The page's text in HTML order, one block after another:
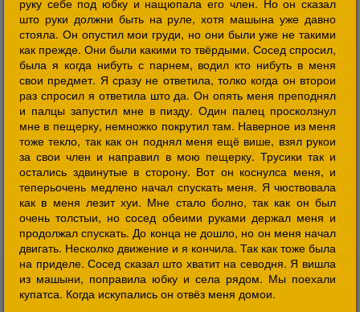
руку себе под юбку и нащюпала его член. Но он сказал
што руки должни быть на руле, хотя машына уже давно
стояла. Он опустил мои груди, но они были уже не такими
как прежде. Они были какими то твёрдыми. Сосед спросил,
была я когда нибуть с парнем, водил кто нибуть в меня
свои предмет. Я сразу не ответила, толко когда он второи
раз спросил я ответила што да. Он опять меня преподнял
и палцы запустил мне в пизду. Один палец просколзнул
мне в пещерку, немножко покрутил там. Наверное из меня
тоже текло, так как он поднял меня ещё више, взял рукои
за свои член и направил в мою пещерку. Трусики так и
остались здвинутые в сторону. Вот он коснулса меня, и
теперьочень медлено начал спускать меня. Я чюствовала
как в меня лезит хуи. Мне стало болно, так как он был
очень толстыи, но сосед обеими руками держал меня и
продолжал спускать. До конца не дошло, но он меня начал
двигать. Несколко движение и я кончила. Так как тоже была
на приделе. Сосед сказал што хватит на севодня. Я вишла
из машыни, поправила юбку и села рядом. Мы поехали
купатса. Когда искупались он отвёз меня домои.